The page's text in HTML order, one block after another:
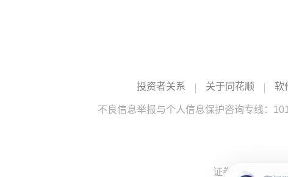
投资者关系 关于同花顺 软
不良信息举报与个人信息保护咨询专线：
证券投资咨询服